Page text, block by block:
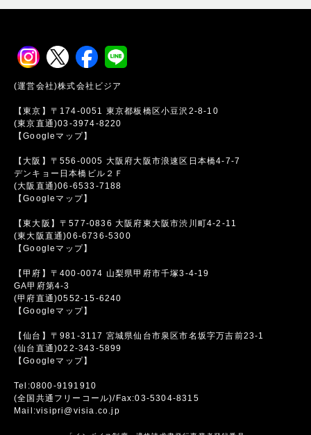
(運営会社)株式会社ビジア
【東京】〒174-0051 東京都板橋区小豆沢2-8-10
(東京直通)03-3974-8220
【Googleマップ】
【大阪】〒556-0005 大阪府大阪市浪速区日本橋4-7-7
デンキョー日本橋ビル２Ｆ
(大阪直通)06-6533-7188
【Googleマップ】
【東大阪】〒577-0836 大阪府東大阪市渋川町4-2-11
(東大阪直通)06-6736-5300
【Googleマップ】
【甲府】〒400-0074 山梨県甲府市千塚3-4-19
GA甲府第4-3
(甲府直通)0552-15-6240
【Googleマップ】
【仙台】〒981-3117 宮城県仙台市泉区市名坂字万吉前23-1
(仙台直通)022-343-5899
【Googleマップ】
Tel:0800-9191910
(全国共通フリーコール)/Fax:03-5304-8315
Mail:visipri@visia.co.jp